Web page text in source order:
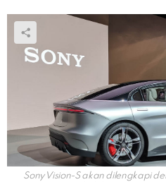
Sony Vision-S akan dilengkapi